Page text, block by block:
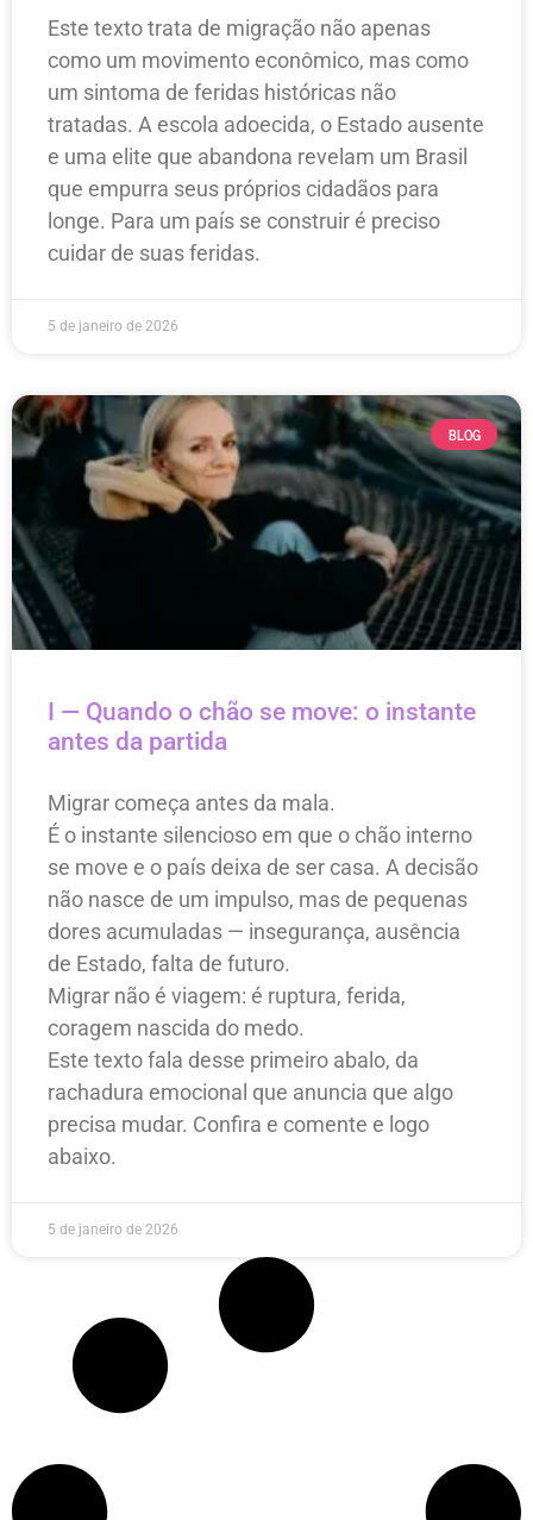
Este texto trata de migração não apenas
como um movimento econômico, mas como
um sintoma de feridas históricas não
tratadas. A escola adoecida, o Estado ausente
e uma elite que abandona revelam um Brasil
que empurra seus próprios cidadãos para
longe. Para um país se construir é preciso
cuidar de suas feridas.
5 de janeiro de 2026
BLOG
I — Quando o chão se move: o instante
antes da partida
Migrar começa antes da mala.
É o instante silencioso em que o chão interno
se move e o país deixa de ser casa. A decisão
não nasce de um impulso, mas de pequenas
dores acumuladas — insegurança, ausência
de Estado, falta de futuro.
Migrar não é viagem: é ruptura, ferida,
coragem nascida do medo.
Este texto fala desse primeiro abalo, da
rachadura emocional que anuncia que algo
precisa mudar. Confira e comente e logo
abaixo.
5 de janeiro de 2026